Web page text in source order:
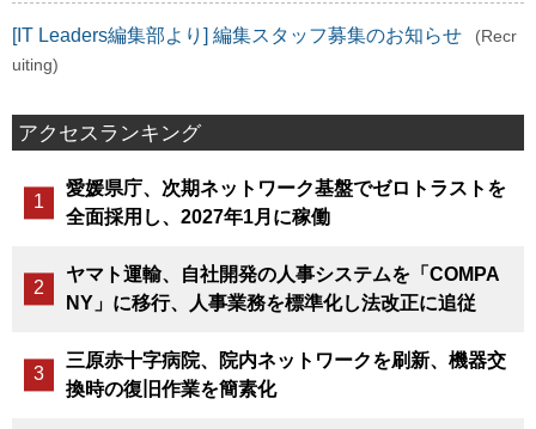
[IT Leaders編集部より] 編集スタッフ募集のお知らせ
(Recr
uiting)
アクセスランキング
愛媛県庁、次期ネットワーク基盤でゼロトラストを
全面採用し、2027年1月に稼働
ヤマト運輸、自社開発の人事システムを「COMPA
NY」に移行、人事業務を標準化し法改正に追従
三原赤十字病院、院内ネットワークを刷新、機器交
換時の復旧作業を簡素化